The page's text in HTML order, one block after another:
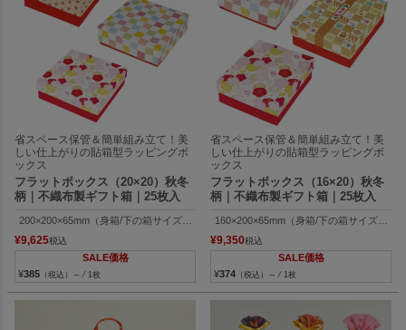
省スペース保管＆簡単組み立て！美
しい仕上がりの貼箱型ラッピングボ
ックス
フラットボックス（20×20）秋冬
柄｜不織布製ギフト箱｜25枚入
200×200×65mm（身箱/下の箱サイズ）
200×200×58mm（フタサイズ）
200×200×34mm（フタ浅タイプのフタサイズ）
¥9,625税込
SALE価格
¥385 （税込）～ ⁄ 1枚
省スペース保管＆簡単組み立て！美
しい仕上がりの貼箱型ラッピングボ
ックス
フラットボックス（16×20）秋冬
柄｜不織布製ギフト箱｜25枚入
160×200×65mm（身箱/下の箱サイズ）
160×200×58mm（フタサイズ）
160×200×34mm（フタ浅タイプのフタサイ
¥9,350税込
SALE価格
¥374 （税込）～ ⁄ 1枚